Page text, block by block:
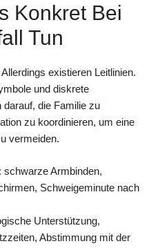
Konkret Bei
Tun
existieren Leitlinien.
und diskrete
darauf, die Familie zu
zu koordinieren, um eine
vermeiden.
: schwarze Armbinden,
Schweigeminute nach
Unterstützung,
Abstimmung mit der